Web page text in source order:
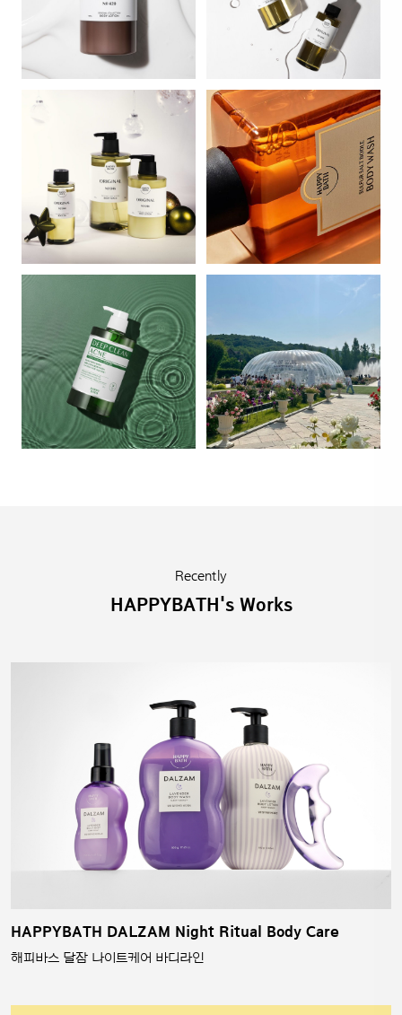
Recently
HAPPYBATH's Works
HAPPYBATH DALZAM Night Ritual Body Care
해피바스 달잠 나이트케어 바디라인